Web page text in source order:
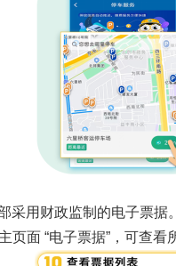
采用财政监制的电子票
页面 “电子票据”，可查